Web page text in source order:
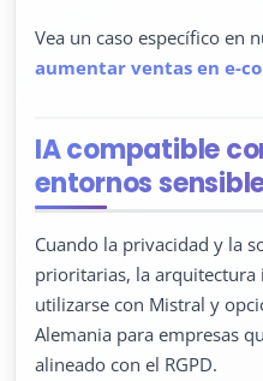
Vea un caso específico en
aumentar ventas en e-
IA compatible
entornos
Cuando la privacidad y la
prioritarias, la
utilizarse con Mistral y
Alemania para empresas
alineado con el RGPD.